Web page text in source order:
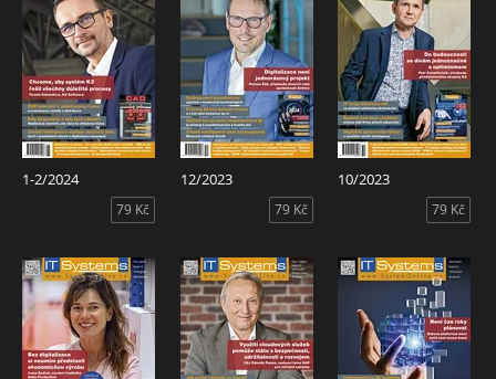
1-2/2024
79 Kč
12/2023
79 Kč
10/2023
79 Kč